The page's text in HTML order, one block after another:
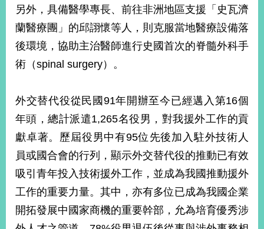
另外，具備醫學專長、前往非洲地區支援「史瓦濟
蘭醫療團」的邱詡懷等人，則克服當地醫療設備落
後環境，協助主治醫師進行史國首次的脊髓外科手
術（spinal surgery）。
外交替代役從民國91年開辦至今已經邁入第16個
年頭，總計派遣1,265名役男，對我援外工作的貢
獻卓著。歷屆役男中有95位先後加入駐外技術人
員或國合會的行列，顯示外交替代役的推動已有效
吸引青年投入技術援外工作，並成為我國推動援外
工作的重要力量。其中，亦有多位已成為我國企業
開拓發展中國家商機的重要幹部，允為培育優秀涉